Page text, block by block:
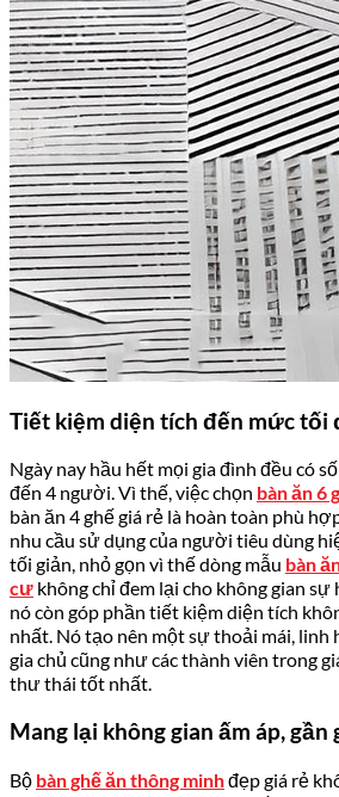
Tiết kiệm diện tích đến mức tối
Ngày nay hầu hết mọi gia đình đều có
đến 4 người. Vì thế, việc chọn bàn ăn 6
bàn ăn 4 ghế giá rẻ là hoàn toàn phù
nhu cầu sử dụng của người tiêu dùng
tối giản, nhỏ gọn vì thế dòng mẫu bàn
cư không chỉ đem lại cho không gian sự
nó còn góp phần tiết kiệm diện tích
nhất. Nó tạo nên một sự thoải mái, linh
gia chủ cũng như các thành viên trong
thư thái tốt nhất.
Mang lại không gian ấm áp, gần
Bộ bàn ghế ăn thông minhđẹp giá rẻ